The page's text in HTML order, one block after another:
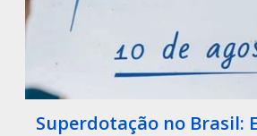
Superdotação no Brasil: